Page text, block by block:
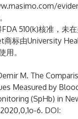
。
510(k)核准，未在
商标由University
用。
M. The
Measured by
(SpHb) in
2020,0,1o-6. DOI: